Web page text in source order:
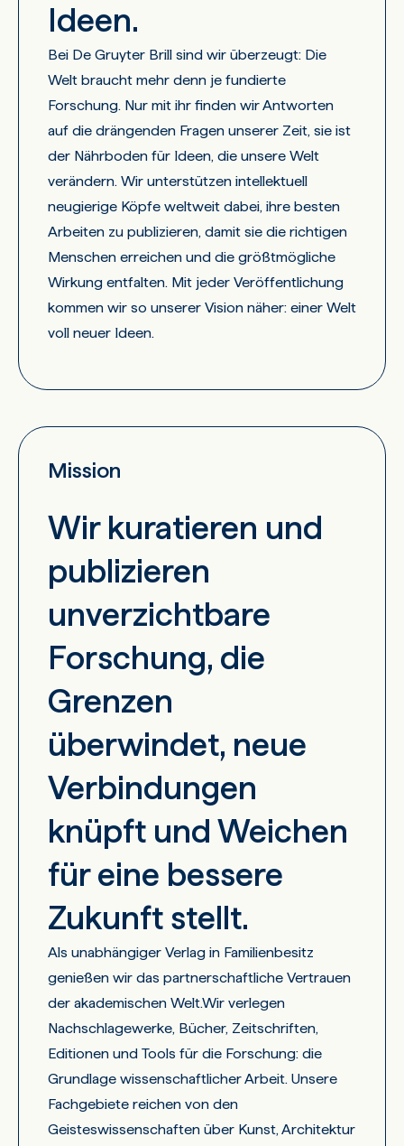
Ideen.
Bei De Gruyter Brill sind wir überzeugt: Die
Welt braucht mehr denn je fundierte
Forschung. Nur mit ihr finden wir Antworten
auf die drängenden Fragen unserer Zeit, sie ist
der Nährboden für Ideen, die unsere Welt
verändern. Wir unterstützen intellektuell
neugierige Köpfe weltweit dabei, ihre besten
Arbeiten zu publizieren, damit sie die richtigen
Menschen erreichen und die größtmögliche
Wirkung entfalten. Mit jeder Veröffentlichung
kommen wir so unserer Vision näher: einer Welt
voll neuer Ideen.
Mission
Wir kuratieren und
publizieren
unverzichtbare
Forschung, die
Grenzen
überwindet, neue
Verbindungen
knüpft und Weichen
für eine bessere
Zukunft stellt.
Als unabhängiger Verlag in Familienbesitz
genießen wir das partnerschaftliche Vertrauen
der akademischen Welt.Wir verlegen
Nachschlagewerke, Bücher, Zeitschriften,
Editionen und Tools für die Forschung: die
Grundlage wissenschaftlicher Arbeit. Unsere
Fachgebiete reichen von den
Geisteswissenschaften über Kunst, Architektur